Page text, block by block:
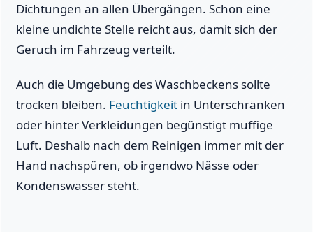
Dichtungen an allen Übergängen. Schon eine
kleine undichte Stelle reicht aus, damit sich der
Geruch im Fahrzeug verteilt.
Auch die Umgebung des Waschbeckens sollte
trocken bleiben. Feuchtigkeit in Unterschränken
oder hinter Verkleidungen begünstigt muffige
Luft. Deshalb nach dem Reinigen immer mit der
Hand nachspüren, ob irgendwo Nässe oder
Kondenswasser steht.